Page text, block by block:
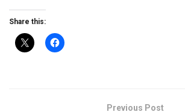
Share this:
Previous Post